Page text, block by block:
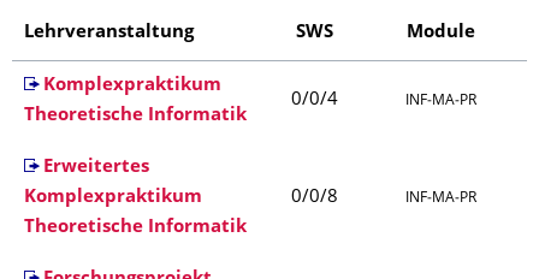
Lehrveranstaltung SWS Module
Komplexpraktikum
Theoretische Informatik
0/0/4 INF‑MA‑PR
Erweitertes
Komplexpraktikum
Theoretische Informatik
0/0/8 INF‑MA‑PR